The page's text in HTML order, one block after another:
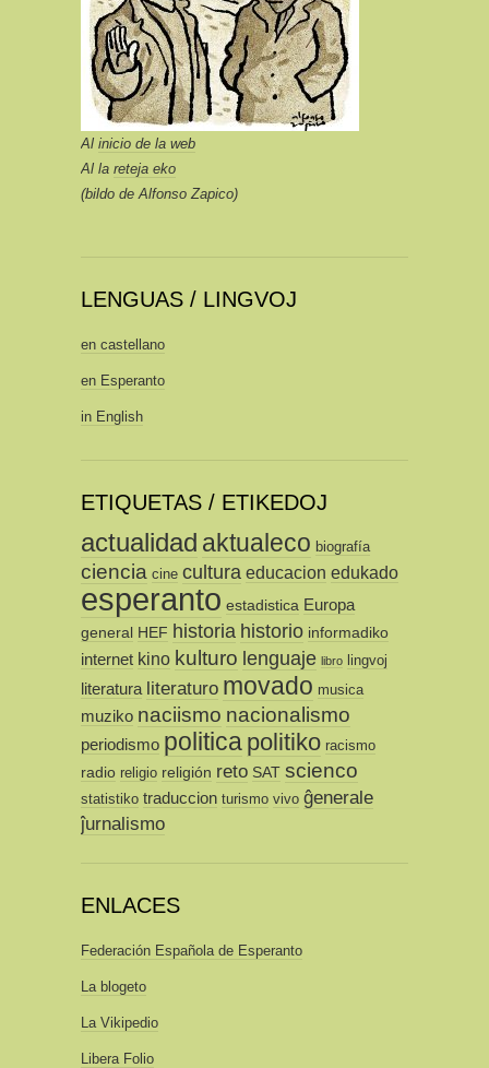
Al inicio de la web
Al la reteja eko
(bildo de Alfonso Zapico)
LENGUAS / LINGVOJ
en castellano
en Esperanto
in English
ETIQUETAS / ETIKEDOJ
actualidad aktualeco biografía
ciencia cine cultura educacion edukado
esperanto estadistica Europa
general HEF historia historio informadiko
internet kino kulturo lenguaje libro lingvoj
literatura literaturo movado musica
muziko naciismo nacionalismo
periodismo politica politiko racismo
radio religio religión reto SAT scienco
statistiko traduccion turismo vivo ĝenerale
ĵurnalismo
ENLACES
Federación Española de Esperanto
La blogeto
La Vikipedio
Libera Folio